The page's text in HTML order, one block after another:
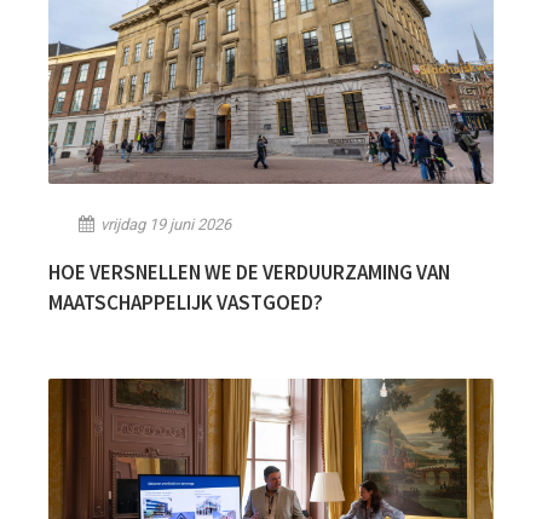
vrijdag 19 juni 2026
HOE VERSNELLEN WE DE VERDUURZAMING VAN
MAATSCHAPPELIJK VASTGOED?